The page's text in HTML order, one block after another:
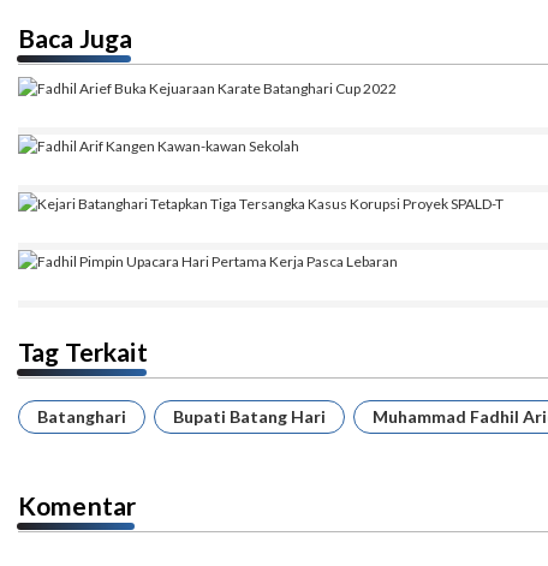
Baca Juga
Tag Terkait
Batanghari Bupati Batang Hari Muhammad Fadhil
Komentar